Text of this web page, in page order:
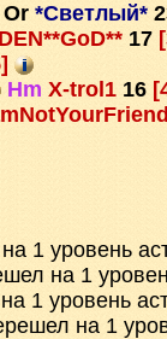
Or *Светлый*
17
Hm X-trol1 16
1 уровень
на 1
1 уровень
на 1